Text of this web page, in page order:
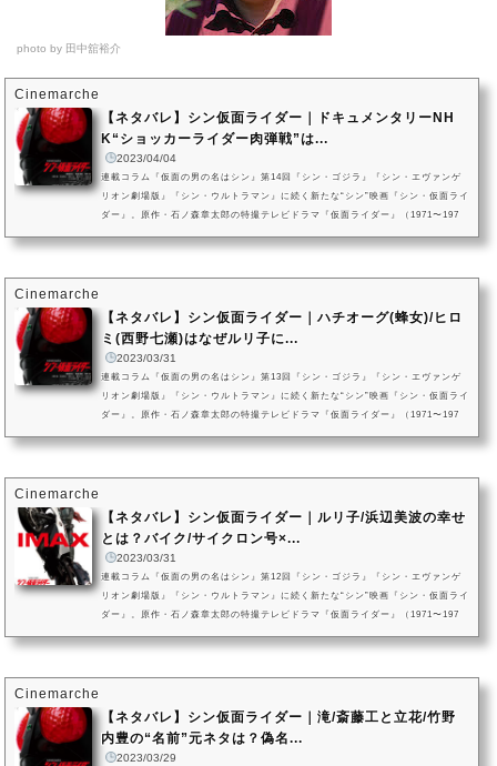
photo by 田中舘裕介
Cinemarche
【ネタバレ】シン仮面ライダー｜ドキュメンタリーNH
K“ショッカーライダー肉弾戦”は...
2023/04/04
連載コラム『仮面の男の名はシン』第14回『シン・ゴジラ』『シン・エヴァンゲ
リオン劇場版』『シン・ウルトラマン』に続く新たな“シン”映画『シン・仮面ライ
ダー』。原作・石ノ森章太郎の特撮テレビドラマ『仮面ライダー』（1971〜197
Cinemarche
【ネタバレ】シン仮面ライダー｜ハチオーグ(蜂女)/ヒロ
ミ(西野七瀬)はなぜルリ子に...
2023/03/31
連載コラム『仮面の男の名はシン』第13回『シン・ゴジラ』『シン・エヴァンゲ
リオン劇場版』『シン・ウルトラマン』に続く新たな“シン”映画『シン・仮面ライ
ダー』。原作・石ノ森章太郎の特撮テレビドラマ『仮面ライダー』（1971〜197
Cinemarche
【ネタバレ】シン仮面ライダー｜ルリ子/浜辺美波の幸せ
とは？バイク/サイクロン号×...
2023/03/31
連載コラム『仮面の男の名はシン』第12回『シン・ゴジラ』『シン・エヴァンゲ
リオン劇場版』『シン・ウルトラマン』に続く新たな“シン”映画『シン・仮面ライ
ダー』。原作・石ノ森章太郎の特撮テレビドラマ『仮面ライダー』（1971〜197
Cinemarche
【ネタバレ】シン仮面ライダー｜滝/斎藤工と立花/竹野
内豊の“名前”元ネタは？偽名...
2023/03/29